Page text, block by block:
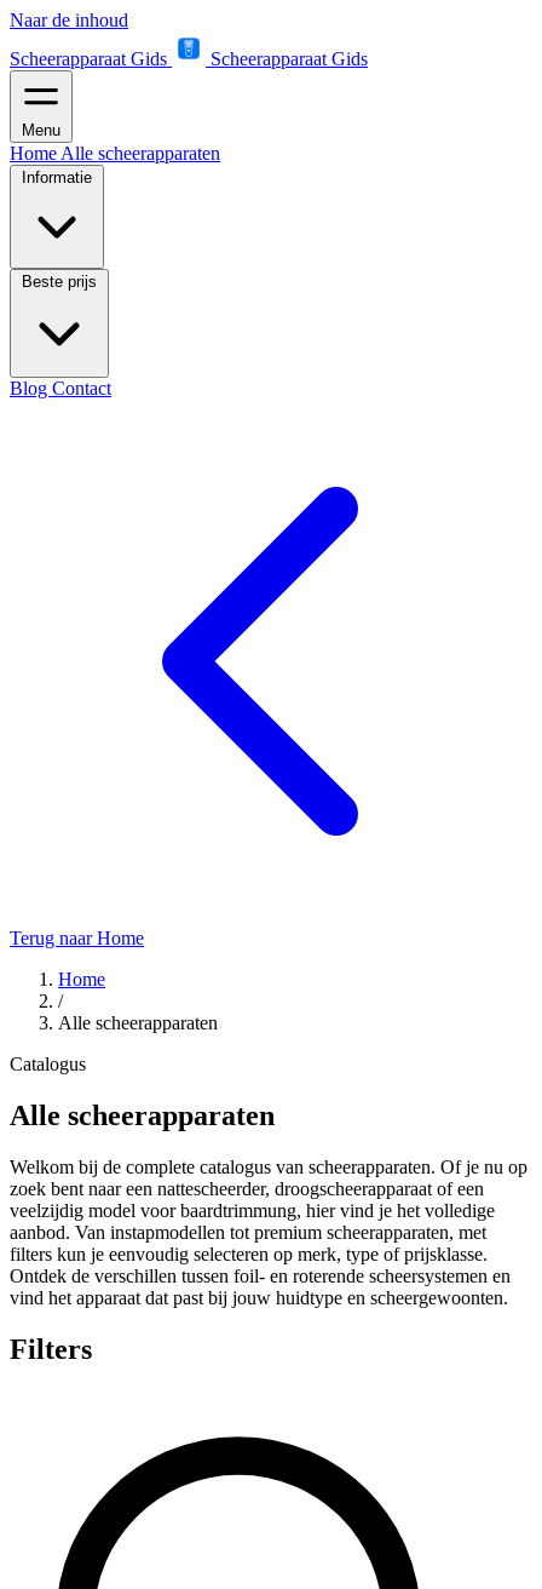
Naar de inhoud
Scheerapparaat Gids
Scheerapparaat Gids
Menu
Home Alle scheerapparaten
Informatie
Beste prijs
Blog Contact
Terug naar Home
Home
/
Alle scheerapparaten
Catalogus
Alle scheerapparaten
Welkom bij de complete catalogus van scheerapparaten. Of je nu op
zoek bent naar een nattescheerder, droogscheerapparaat of een
veelzijdig model voor baardtrimmung, hier vind je het volledige
aanbod. Van instapmodellen tot premium scheerapparaten, met
filters kun je eenvoudig selecteren op merk, type of prijsklasse.
Ontdek de verschillen tussen foil- en roterende scheersystemen en
vind het apparaat dat past bij jouw huidtype en scheergewoonten.
Filters